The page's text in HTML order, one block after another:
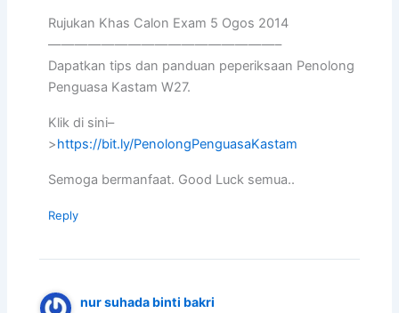
Rujukan Khas Calon Exam 5 Ogos 2014
—————————————————–
Dapatkan tips dan panduan peperiksaan Penolong
Penguasa Kastam W27.
Klik di sini–
>https://bit.ly/PenolongPenguasaKastam
Semoga bermanfaat. Good Luck semua..
Reply
nur suhada binti bakri